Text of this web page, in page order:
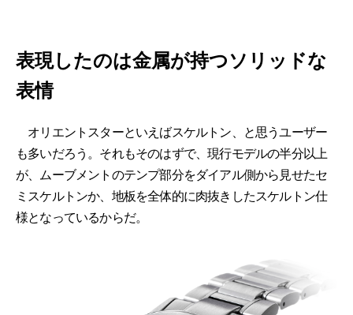
表現したのは金属が持つソリッドな
表情
オリエントスターといえばスケルトン、と思うユーザー
も多いだろう。それもそのはずで、現行モデルの半分以上
が、ムーブメントのテンプ部分をダイアル側から見せたセ
ミスケルトンか、地板を全体的に肉抜きしたスケルトン仕
様となっているからだ。